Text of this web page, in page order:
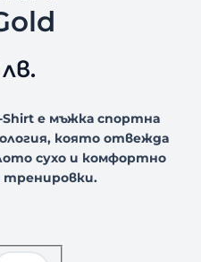
Shirt е мъжка спортна
която отвежда
сухо и комфортно
тренировки.